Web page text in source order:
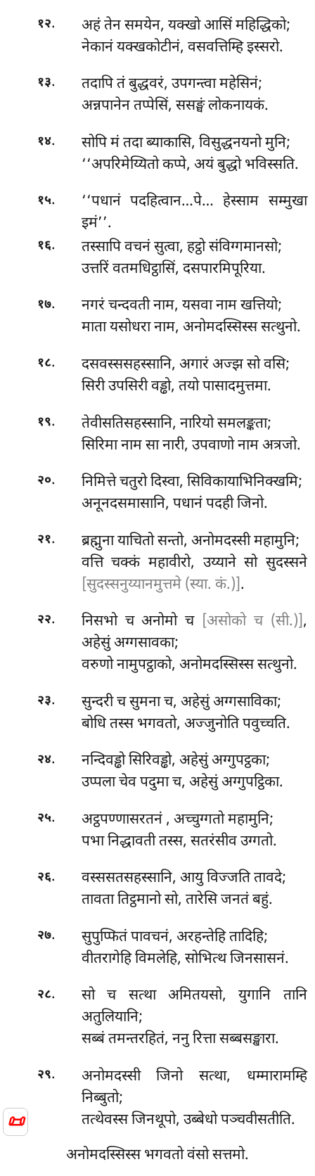
📜
१२.
अहं तेन समयेन, यक्खो आसिं महिद्धिको;
नेकानं यक्खकोटीनं, वसवत्तिम्हि इस्सरो.
१३.
तदापि तं बुद्धवरं, उपगन्त्वा महेसिनं;
अन्नपानेन तप्पेसिं, ससङ्घं लोकनायकं.
१४.
सोपि मं तदा ब्याकासि, विसुद्धनयनो मुनि;
‘‘अपरिमेय्यितो कप्पे, अयं बुद्धो भविस्सति.
१५. ‘‘पधानंपदहित्वान…पे…हेस्साम सम्मुखा
इमं’’.
१६.
तस्सापि वचनं सुत्वा, हट्ठो संविग्गमानसो;
उत्तरिं वतमधिट्ठासिं, दसपारमिपूरिया.
१७. नगरंचन्दवती नाम, यसवा नाम खत्तियो;
माता यसोधरा नाम, अनोमदस्सिस्स सत्थुनो.
१८.
दसवस्ससहस्सानि, अगारं अज्झ सो वसि;
सिरी उपसिरी वड्ढो, तयो पासादमुत्तमा.
१९.
तेवीसतिसहस्सानि, नारियो समलङ्कता;
सिरिमा नाम सा नारी, उपवाणो नाम अत्रजो.
२०.
निमित्ते चतुरो दिस्वा, सिविकायाभिनिक्खमि;
अनूनदसमासानि, पधानं पदही जिनो.
२१. ब्रह्मुनायाचितो सन्तो, अनोमदस्सी महामुनि;
वत्ति चक्कं महावीरो, उय्याने सो सुदस्सने
[सुदस्सनुय्यानमुत्तमे (स्या. कं.)] .
२२. निसभो च अनोमो च [असोको च (सी.)],
अहेसुं अग्गसावका;
वरुणो नामुपट्ठाको, अनोमदस्सिस्स सत्थुनो.
२३.
सुन्दरी च सुमना च, अहेसुं अग्गसाविका;
बोधि तस्स भगवतो, अज्जुनोति पवुच्चति.
२४.
नन्दिवड्ढो सिरिवड्ढो, अहेसुं अग्गुपट्ठका;
उप्पला चेव पदुमा च, अहेसुं अग्गुपट्ठिका.
२५. अट्ठपण्णासरतनं , अच्चुग्गतो महामुनि;
पभा निद्धावती तस्स, सतरंसीव उग्गतो.
२६.
वस्ससतसहस्सानि, आयु विज्जति तावदे;
तावता तिट्ठमानो सो, तारेसि जनतं बहुं.
२७.
सुपुप्फितं पावचनं, अरहन्तेहि तादिहि;
वीतरागेहि विमलेहि, सोभित्थ जिनसासनं.
२८.
सो च सत्था अमितयसो, युगानि तानि
अतुलियानि;
सब्बं तमन्तरहितं, ननु रित्ता सब्बसङ्खारा.
२९.
अनोमदस्सी जिनो सत्था, धम्मारामम्हि
निब्बुतो;
तत्थेवस्स जिनथूपो, उब्बेधो पञ्चवीसतीति.
अनोमदस्सिस्स भगवतो वंसो सत्तमो.